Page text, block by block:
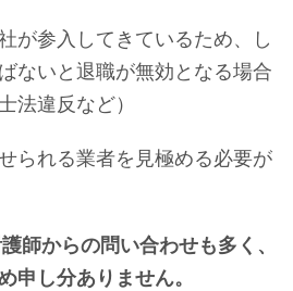
が参入してきているため、し
ないと退職が無効となる場合
法違反など）
られる業者を見極める必要が
師からの問い合わせも多く、
申し分ありません。